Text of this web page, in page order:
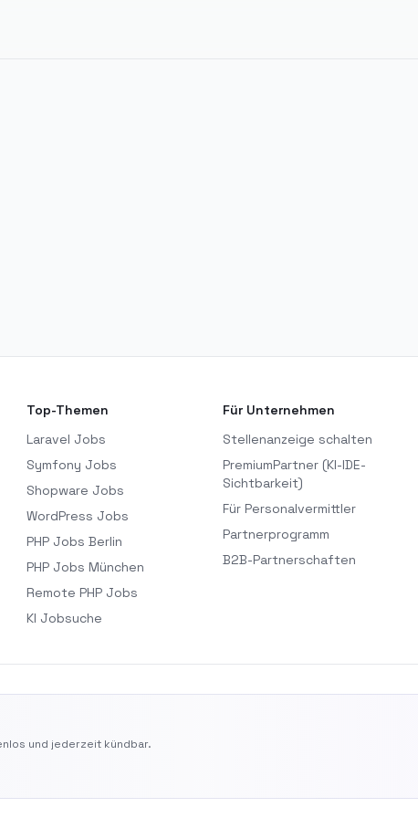
Top-Themen
Laravel Jobs
Symfony Jobs
Shopware Jobs
WordPress Jobs
PHP Jobs Berlin
PHP Jobs München
Remote PHP Jobs
KI Jobsuche
Für Unternehmen
Stellenanzeige schalten
PremiumPartner (KI-IDE-
Sichtbarkeit)
Für Personalvermittler
Partnerprogramm
B2B-Partnerschaften
und jederzeit kündbar.